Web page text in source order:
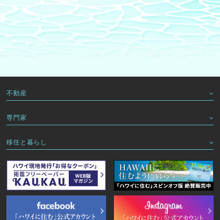
不動産
専門家
移住と暮らし